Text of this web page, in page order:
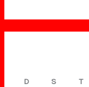
D S T